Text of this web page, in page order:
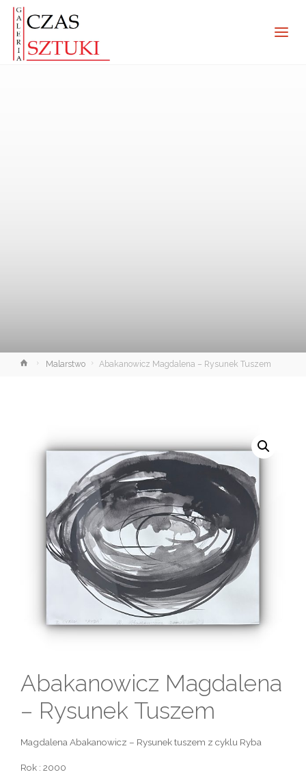
StronaMalarstwo Abakanowicz Magdalena – Rysunek Tuszem
Abakanowicz Magdalena
– Rysunek Tuszem
Magdalena Abakanowicz – Rysunek tuszem z cyklu Ryba
Rok : 2000